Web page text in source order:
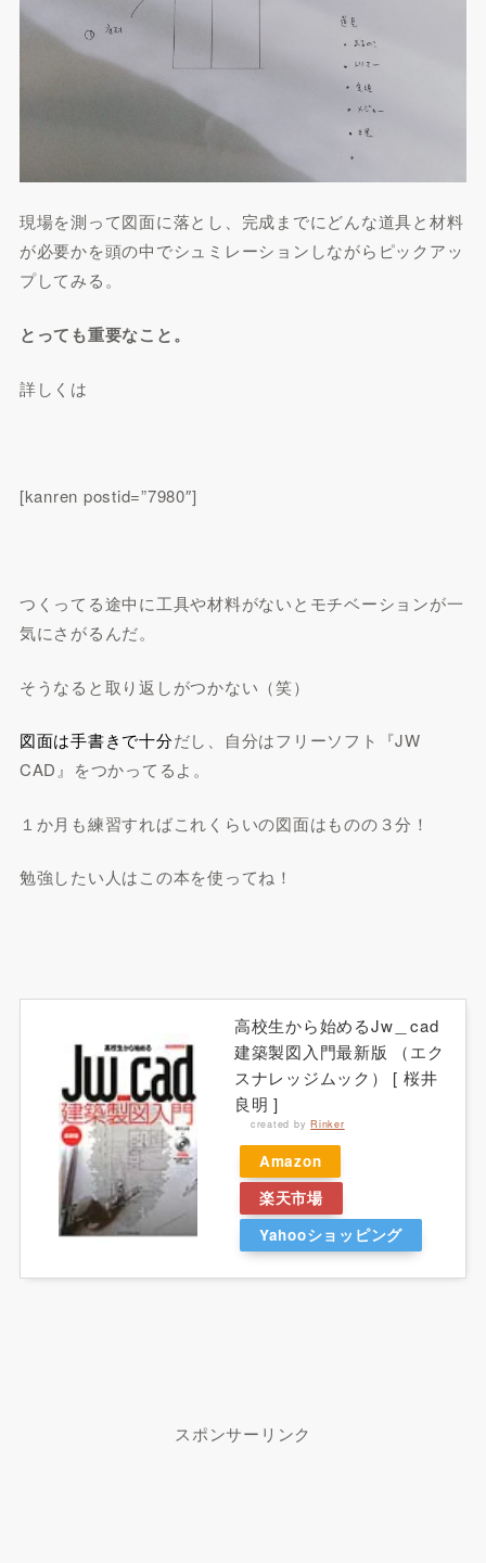
現場を測って図面に落とし、完成までにどんな道具と材料
が必要かを頭の中でシュミレーションしながらピックアッ
プしてみる。
とっても重要なこと。
詳しくは
[kanren postid=”7980″]
つくってる途中に工具や材料がないとモチベーションが一
気にさがるんだ。
そうなると取り返しがつかない（笑）
図面は手書きで十分だし、自分はフリーソフト『JW
CAD』をつかってるよ。
１か月も練習すればこれくらいの図面はものの３分！
勉強したい人はこの本を使ってね！
高校生から始めるJw＿cad
建築製図入門最新版 （エク
スナレッジムック） [ 桜井
良明 ]
created byRinker
Amazon
楽天市場
Yahooショッピング
スポンサーリンク